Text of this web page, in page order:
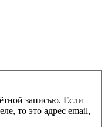
записью. Если
то это адрес email,